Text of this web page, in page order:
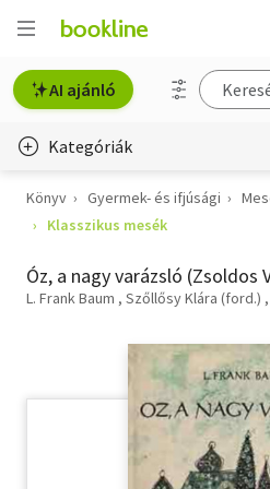
AI ajánló
Kategóriák
Életmód, egészség
Gyermek- és ifjúsági
Hobbi, szabadidő
Könyv Gyermek- és ifjúsági
Klasszikus mesék
Óz, a nagy varázsló (Zsoldos
L. Frank Baum Szőllősy Klára (ford.)